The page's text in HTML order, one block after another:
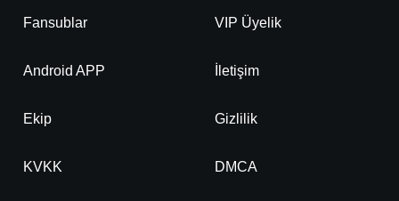
Fansublar VIP Üyelik
Android APP İletişim
Ekip Gizlilik
KVKK DMCA